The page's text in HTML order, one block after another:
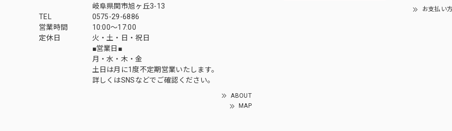
岐阜県関市旭ヶ丘3-13
TEL
0575-29-6886
営業時間
10:00～17:00
定休日
火・土・日・祝日
■営業日■
月・水・木・金
土日は月に1度不定期営業いたします。
詳しくはSNSなどでご確認ください。
ABOUT
MAP
お支払い